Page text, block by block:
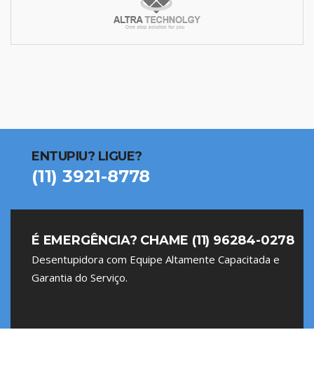
ENTUPIU? LIGUE?
(11) 3921-8778
É EMERGÊNCIA? CHAME (11) 96284-0278
Desentupidora com Equipe Altamente Capacitada e
Garantia do Serviço.